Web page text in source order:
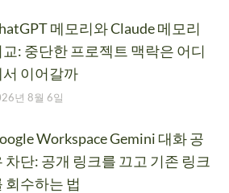
메모리와 Claude 메모리
교: 중단한 프로젝트 맥락은 어디
서 이어갈까
년 8월 6일
Workspace Gemini 대화 공
차단: 공개 링크를 끄고 기존 링크
회수하는 법